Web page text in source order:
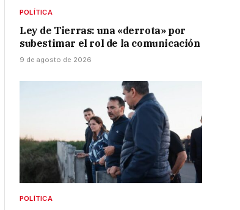
POLÍTICA
Ley de Tierras: una «derrota» por
subestimar el rol de la comunicación
9 de agosto de 2026
POLÍTICA